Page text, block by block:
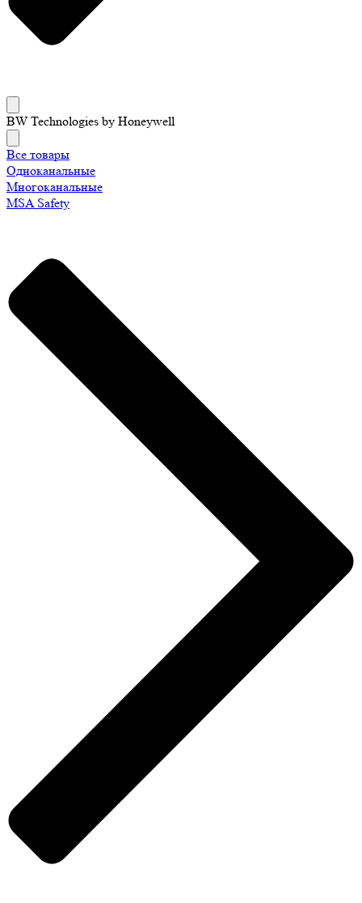
BW Technologies by Honeywell
Все товары
Одноканальные
Многоканальные
MSA Safety